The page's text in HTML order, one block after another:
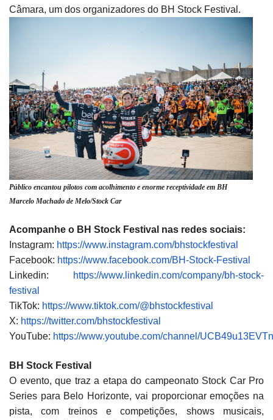
Câmara, um dos organizadores do BH Stock Festival.
Público encantou pilotos com acolhimento e enorme receptividade em BH
Marcelo Machado de Melo/Stock Car
Acompanhe o BH Stock Festival nas redes sociais:
Instagram: https://www.instagram.com/bhstockfestival
Facebook: https://www.facebook.com/BH-Stock-Festival
Linkedin:
https://www.linkedin.com/company/bh-stock-
festival
TikTok: https://www.tiktok.com/@bhstockfestival
X: https://twitter.com/bhstockfestival
YouTube: https://www.youtube.com/channel/
BH Stock Festival
O evento, que traz a etapa do campeonato Stock Car Pro
Series para Belo Horizonte, vai proporcionar emoções na
pista, com treinos e competições, shows musicais,